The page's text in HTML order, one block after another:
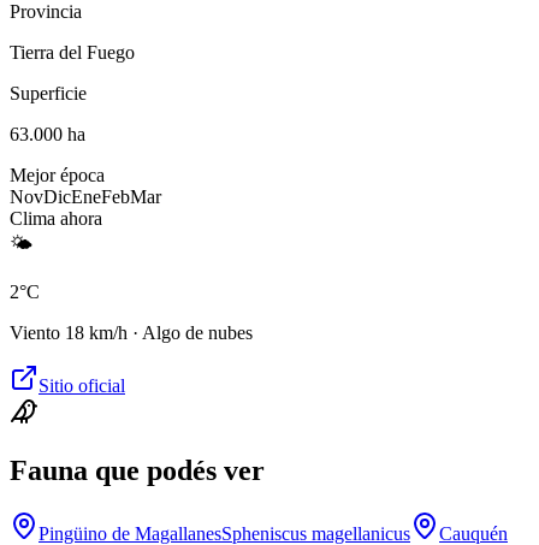
Provincia
Tierra del Fuego
Superficie
63.000 ha
Mejor época
NovDicEneFebMar
Clima ahora
🌤️
2°C
Viento 18 km/h · Algo de nubes
Sitio oficial
Fauna que podés ver
Pingüino de MagallanesSpheniscus magellanicus
Cauquén